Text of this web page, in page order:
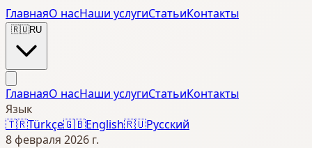
ГлавнаяО насНаши услугиСтатьиКонтакты
🇷🇺RU
ГлавнаяО насНаши услугиСтатьиКонтакты
Язык
🇹🇷Türkçe🇬🇧English🇷🇺Русский
8 февраля 2026 г.